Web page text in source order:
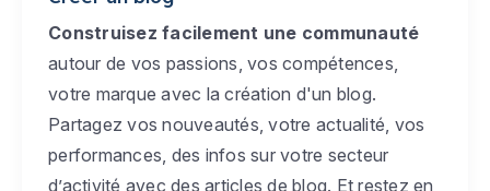
Construisez facilement une communauté
autour de vos passions, vos compétences,
votre marque avec la création d'un blog.
Partagez vos nouveautés, votre actualité, vos
performances, des infos sur votre secteur
d’activité avec des articles de blog. Et restez en